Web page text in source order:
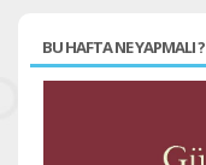
BU HAFTA NE YAPMALI ?